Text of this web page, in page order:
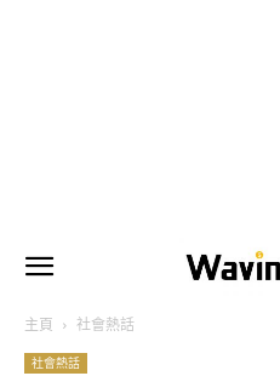
主頁 社會熱話
社會熱話